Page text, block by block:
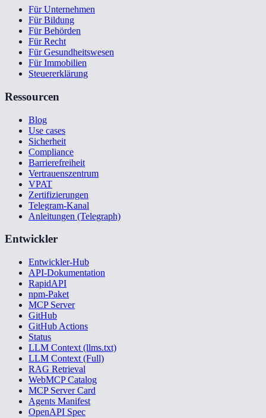
Für Unternehmen
Für Bildung
Für Behörden
Für Recht
Für Gesundheitswesen
Für Immobilien
Steuererklärung
Ressourcen
Blog
Use cases
Sicherheit
Compliance
Barrierefreiheit
Vertrauenszentrum
VPAT
Zertifizierungen
Telegram-Kanal
Anleitungen (Telegraph)
Entwickler
Entwickler-Hub
API-Dokumentation
RapidAPI
npm-Paket
MCP Server
GitHub
GitHub Actions
Status
LLM Context (llms.txt)
LLM Context (Full)
RAG Retrieval
WebMCP Catalog
MCP Server Card
Agents Manifest
OpenAPI Spec